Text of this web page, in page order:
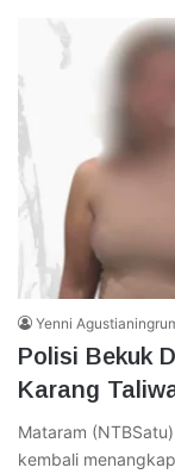
Yenni
Polisi Bekuk
Karang
Mataram
kembali